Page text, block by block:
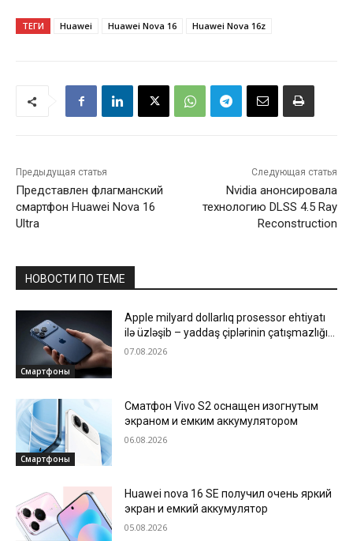
ТЕГИ Huawei Huawei Nova 16 Huawei Nova 16z
Предыдущая статья
Представлен флагманский
смартфон Huawei Nova 16
Ultra
Следующая статья
Nvidia анонсировала
технологию DLSS 4.5 Ray
Reconstruction
НОВОСТИ ПО ТЕМЕ
Смартфоны
Apple milyard dollarlıq prosessor ehtiyatı
ilə üzləşib – yaddaş çiplərinin çatışmazlığı
istehsalı ləngidir
07.08.2026
Смартфоны
Сматфон Vivo S2 оснащен изогнутым
экраном и емким аккумулятором
06.08.2026
Huawei nova 16 SE получил очень яркий
экран и емкий аккумулятор
05.08.2026